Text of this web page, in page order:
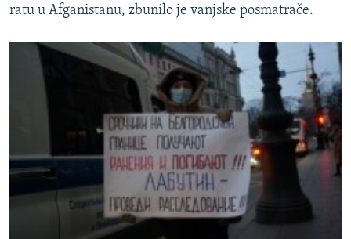
ratu u Afganistanu, zbunilo je vanjske posmatrače.